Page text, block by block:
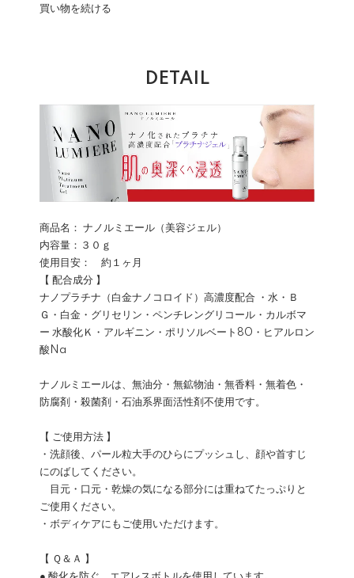
買い物を続ける
DETAIL
商品名： ナノルミエール（美容ジェル）
内容量：３０ｇ
使用目安： 約１ヶ月
【 配合成分 】
ナノプラチナ（白金ナノコロイド）高濃度配合 ・水・Ｂ
Ｇ・白金・グリセリン・ペンチレングリコール・カルボマ
ー 水酸化Ｋ・アルギニン・ポリソルベート80・ヒアルロン
酸Na
ナノルミエールは、無油分・無鉱物油・無香料・無着色・
防腐剤・殺菌剤・石油系界面活性剤不使用です。
【 ご使用方法 】
・洗顔後、パール粒大手のひらにプッシュし、顔や首すじ
にのばしてください。
目元・口元・乾燥の気になる部分には重ねてたっぷりと
ご使用ください。
・ボディケアにもご使用いただけます。
【 Ｑ＆Ａ 】